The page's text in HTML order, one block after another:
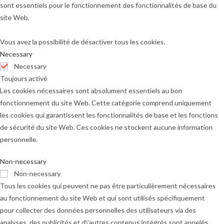
sont essentiels pour le fonctionnement des fonctionnalités de base du
site Web.
Vous avez la possibilité de désactiver tous les cookies.
Necessary
Necessary
Toujours activé
Les cookies nécessaires sont absolument essentiels au bon
fonctionnement du site Web. Cette catégorie comprend uniquement
les cookies qui garantissent les fonctionnalités de base et les fonctions
de sécurité du site Web. Ces cookies ne stockent aucune information
personnelle.
Non-necessary
Non-necessary
Tous les cookies qui peuvent ne pas être particulièrement nécessaires
au fonctionnement du site Web et qui sont utilisés spécifiquement
pour collecter des données personnelles des utilisateurs via des
analyses, des publicités et d\'autres contenus intégrés sont appelés